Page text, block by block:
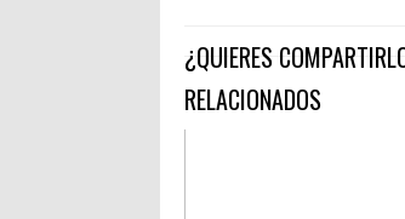
¿QUIERES
RELACIONADOS